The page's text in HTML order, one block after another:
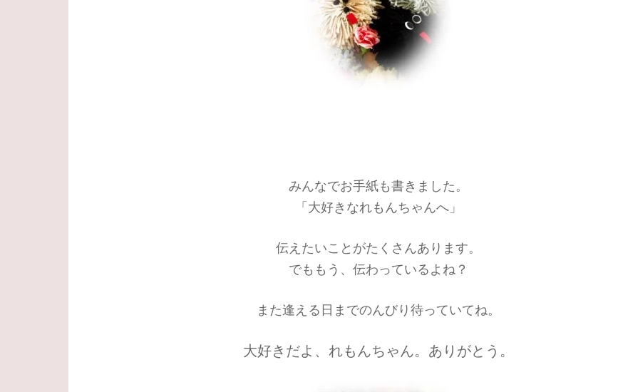
みんなでお手紙も書きました。
「大好きなれもんちゃんへ」
伝えたいことがたくさんあります。
でももう、伝わっているよね？
また逢える日までのんびり待っていてね。
大好きだよ、れもんちゃん。ありがとう。